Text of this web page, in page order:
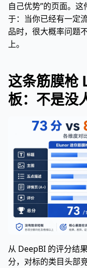
自己优势”的页面。
于：当你已经有一定
品时，很大概率问题
上。
这条筋膜枪
板：不是没
从 DeepBI 的评分结
分，对标的类目头部